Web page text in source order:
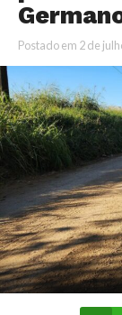
Postado em 2 de